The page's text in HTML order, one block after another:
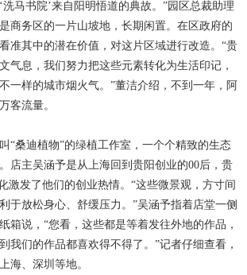
马书院’来自阳明悟道的典故。”园区总裁助理
商务区的一片山坡地，长期闲置。在区政府的
准其中的潜在价值，对这片区域进行改造。“贵
气息，我们努力把这些元素转化为生活印记，
一样的城市烟火气。”董洁介绍，不到一年，阿
客流量。
“桑迪植物”的绿植工作室，一个个精致的生态
店主吴涵予是从上海回到贵阳创业的00后，贵
激发了他们的创业热情。“这些微景观，方寸间
于放松身心、舒缓压力。”吴涵予指着店堂一侧
箱说，“您看，这些都是等着发往外地的作品，
我们的作品都喜欢得不得了。”记者仔细查看，
海、深圳等地。